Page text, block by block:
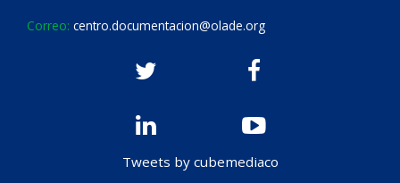
Correo: centro.documentacion@olade.org
Tweets by cubemediaco